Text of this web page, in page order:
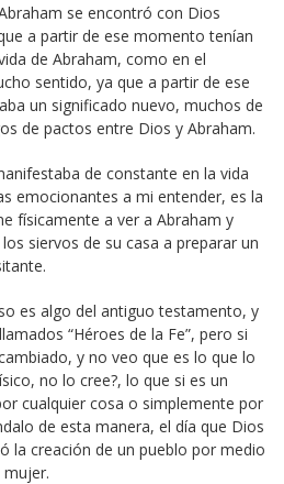
se encontró con Dios
a partir de ese momento tenían
de Abraham, como en el
sentido, ya que a partir de ese
un significado nuevo, muchos de
de pactos entre Dios y Abraham.
de constante en la vida
emocionantes a mi entender, es la
físicamente a ver a Abraham y
siervos de su casa a preparar un
es algo del antiguo testamento, y
“Héroes de la Fe”, pero si
y no veo que es lo que lo
no lo cree?, lo que si es un
cualquier cosa o simplemente por
de esta manera, el día que Dios
la creación de un pueblo por medio
mujer.